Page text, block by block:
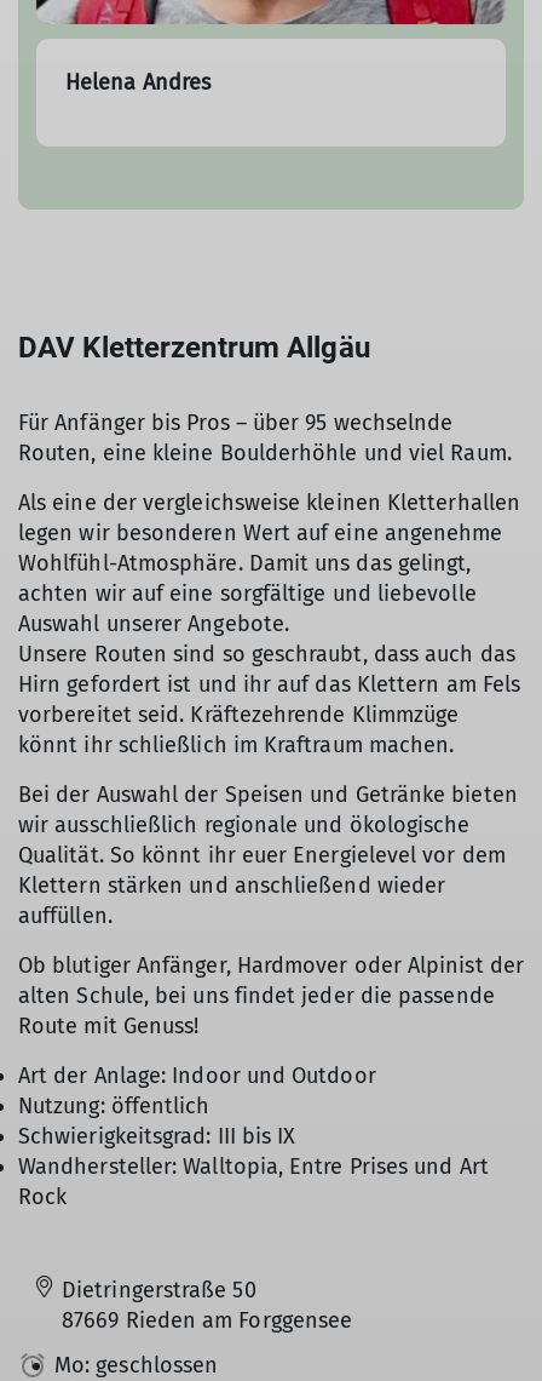
Helena Andres
DAV Kletterzentrum Allgäu
Für Anfänger bis Pros – über 95 wechselnde
Routen, eine kleine Boulderhöhle und viel Raum.
Als eine der vergleichsweise kleinen Kletterhallen
legen wir besonderen Wert auf eine angenehme
Wohlfühl-Atmosphäre. Damit uns das gelingt,
achten wir auf eine sorgfältige und liebevolle
Auswahl unserer Angebote.
Unsere Routen sind so geschraubt, dass auch das
Hirn gefordert ist und ihr auf das Klettern am Fels
vorbereitet seid. Kräftezehrende Klimmzüge
könnt ihr schließlich im Kraftraum machen.
Bei der Auswahl der Speisen und Getränke bieten
wir ausschließlich regionale und ökologische
Qualität. So könnt ihr euer Energielevel vor dem
Klettern stärken und anschließend wieder
auffüllen.
Ob blutiger Anfänger, Hardmover oder Alpinist der
alten Schule, bei uns findet jeder die passende
Route mit Genuss!
Art der Anlage: Indoor und Outdoor
Nutzung: öffentlich
Schwierigkeitsgrad: III bis IX
Wandhersteller: Walltopia, Entre Prises und Art
Rock
Dietringerstraße 50
87669 Rieden am Forggensee
Mo: geschlossen